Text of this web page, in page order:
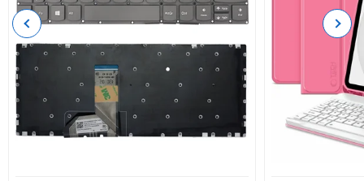
Previous Next